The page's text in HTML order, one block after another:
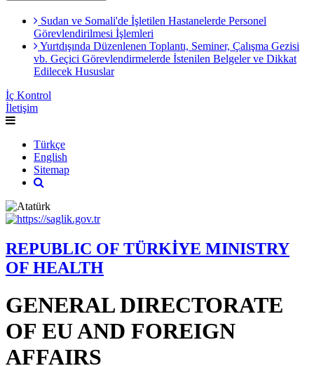
Sudan ve Somali'de İşletilen Hastanelerde Personel
Görevlendirilmesi İşlemleri
Yurtdışında Düzenlenen Toplantı, Seminer, Çalışma Gezisi
vb. Geçici Görevlendirmelerde İstenilen Belgeler ve Dikkat
Edilecek Hususlar
İç Kontrol
İletişim
Türkçe
English
Sitemap
REPUBLIC OF TÜRKİYE MINISTRY
OF HEALTH
GENERAL DIRECTORATE
OF EU AND FOREIGN
AFFAIRS